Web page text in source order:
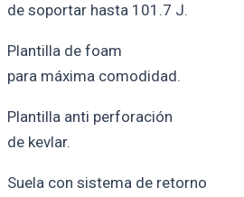
de soportar hasta 101.7 J.
Plantilla de foam
para máxima comodidad.
Plantilla anti perforación
de kevlar.
Suela con sistema de retorno